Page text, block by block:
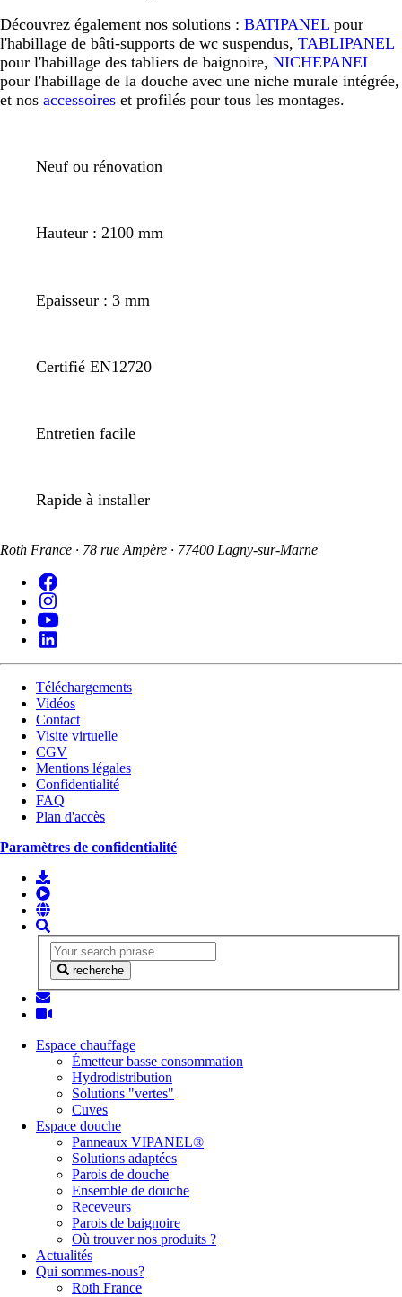
Découvrez également nos solutions : BATIPANEL pour
l'habillage de bâti-supports de wc suspendus, TABLIPANEL
pour l'habillage des tabliers de baignoire, NICHEPANEL
pour l'habillage de la douche avec une niche murale intégrée,
et nos accessoires et profilés pour tous les montages.
Neuf ou rénovation
Hauteur : 2100 mm
Epaisseur : 3 mm
Certifié EN12720
Entretien facile
Rapide à installer
Roth France · 78 rue Ampère · 77400 Lagny-sur-Marne
Téléchargements
Vidéos
Contact
Visite virtuelle
CGV
Mentions légales
Confidentialité
FAQ
Plan d'accès
Paramètres de confidentialité
recherche
Espace chauffage
Émetteur basse consommation
Hydrodistribution
Solutions "vertes"
Cuves
Espace douche
Panneaux VIPANEL®
Solutions adaptées
Parois de douche
Ensemble de douche
Receveurs
Parois de baignoire
Où trouver nos produits ?
Actualités
Qui sommes-nous?
Roth France